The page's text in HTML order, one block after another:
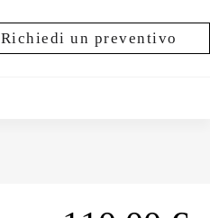
Richiedi un preventivo